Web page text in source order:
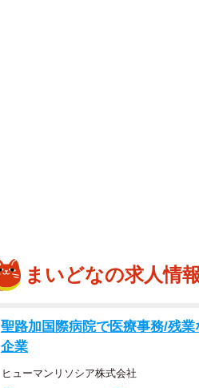
まいどなの求人情
聖路加国際病院で医療事務/残
企業
ヒューマンリソシア株式会社